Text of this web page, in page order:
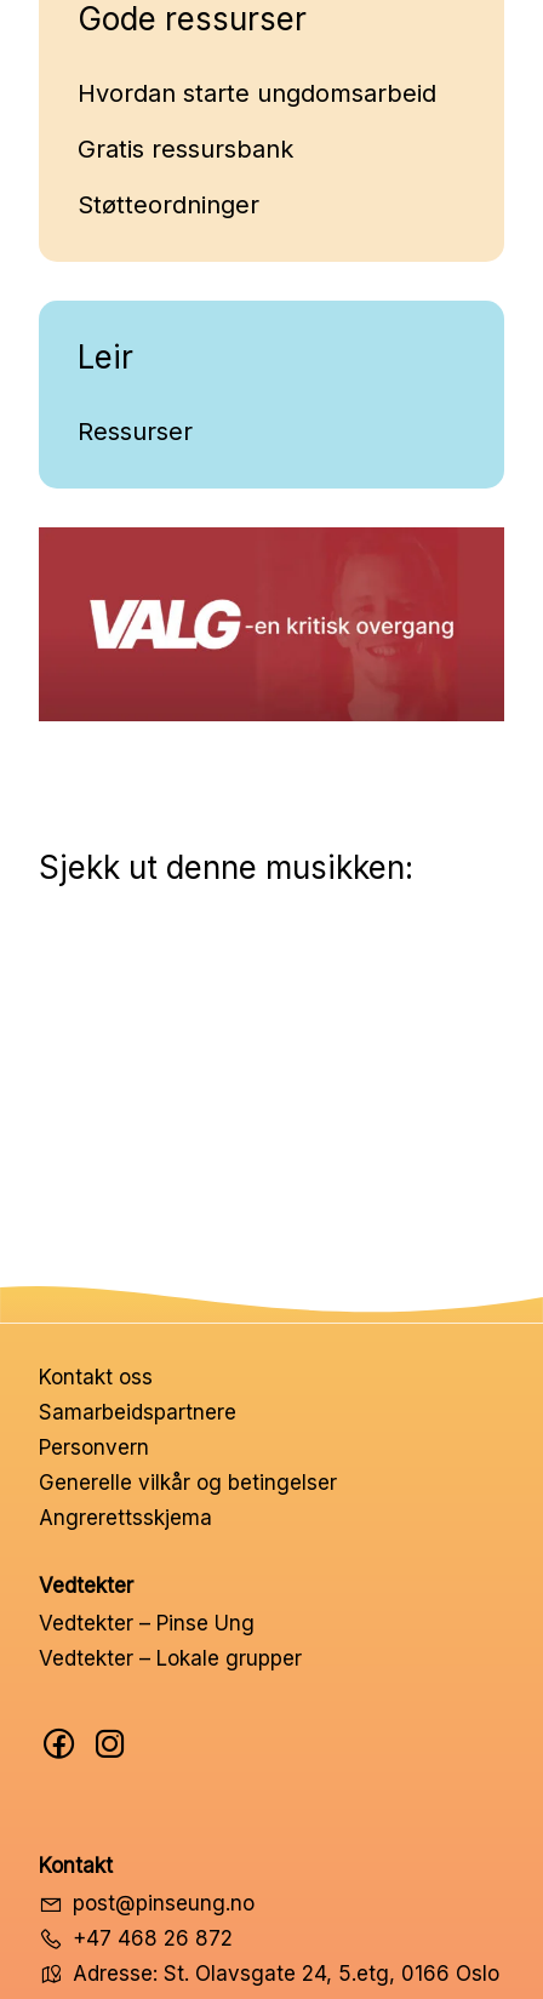
Gode ressurser
Hvordan starte ungdomsarbeid
Gratis ressursbank
Støtteordninger
Leir
Ressurser
Sjekk ut denne musikken:
Kontakt oss
Samarbeidspartnere
Personvern
Generelle vilkår og betingelser
Angrerettsskjema
Vedtekter
Vedtekter – Pinse Ung
Vedtekter – Lokale grupper
Kontakt
post@pinseung.no
+47 468 26 872
Adresse: St. Olavsgate 24, 5.etg, 0166 Oslo